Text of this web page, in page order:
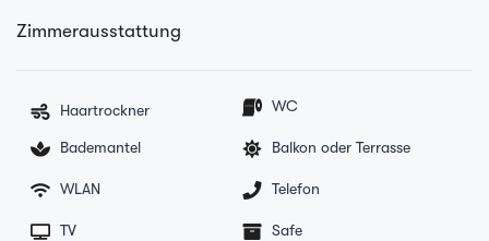
Zimmerausstattung
Haartrockner WC
Bademantel Balkon oder Terrasse
WLAN Telefon
TV Safe